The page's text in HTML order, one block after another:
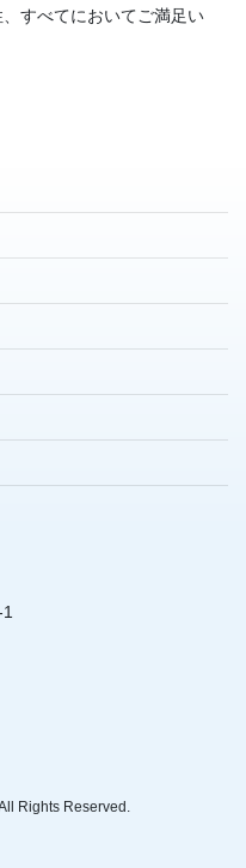
すべてにおいてご満足い
Rights Reserved.